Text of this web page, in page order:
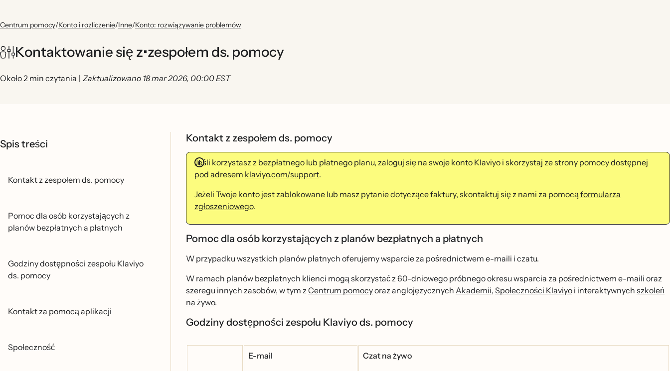
Centrum pomocy/Konto i rozliczenie/Inne/Konto: rozwiązywanie problemów
Kontaktowanie się z•zespołem ds. pomocy
Około 2 min czytania | Zaktualizowano 18 mar 2026, 00:00 EST
Spis treści
Kontakt z zespołem ds. pomocy
Pomoc dla osób korzystających z
planów bezpłatnych a płatnych
Godziny dostępności zespołu Klaviyo
ds. pomocy
Kontakt za pomocą aplikacji
Społeczność
Kontakt z zespołem ds. pomocy
Jeśli korzystasz z bezpłatnego lub płatnego planu, zaloguj się na swoje konto Klaviyo i skorzystaj ze strony pomocy dostępnej
pod adresem klaviyo.com/support.
Jeżeli Twoje konto jest zablokowane lub masz pytanie dotyczące faktury, skontaktuj się z nami za pomocąformularza
zgłoszeniowego.
Pomoc dla osób korzystających z planów bezpłatnych a płatnych
W przypadku wszystkich planów płatnych oferujemy wsparcie za pośrednictwem e-maili i czatu.
W ramach planów bezpłatnych klienci mogą skorzystać z 60-dniowego próbnego okresu wsparcia za pośrednictwem e-maili oraz
szeregu innych zasobów, w tym zCentrum pomocyoraz anglojęzycznych Akademii, Społeczności Klaviyo i interaktywnych szkoleń
na żywo.
Godziny dostępności zespołu Klaviyo ds. pomocy
E-mail Czat na żywo